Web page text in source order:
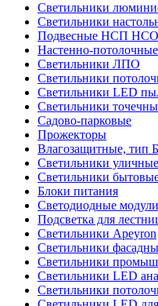
Светильники
Светильники
Подвесные НСП
Настенно-
Светильники ЛПО
Светильники
Светильники LED
Светильники
Садово-парковые
Прожекторы
Влагозащитные,
Светильники
Светильники
Блоки питания
Светодиодные модули
Подсветка для
Светильники Apeyron
Светильники
Светильники
Светильники LED
Светильники